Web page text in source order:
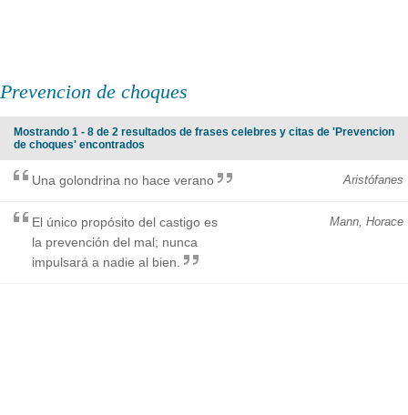
Prevencion de choques
Mostrando 1 - 8 de 2 resultados de frases celebres y citas de 'Prevencion
de choques' encontrados
Aristófanes
Una golondrina no hace verano
Mann, Horace
El único propósito del castigo es
la prevención del mal; nunca
impulsará a nadie al bien.